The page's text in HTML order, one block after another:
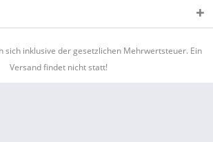
sich inklusive der gesetzlichen Mehrwertsteuer. Ein
Versand findet nicht statt!